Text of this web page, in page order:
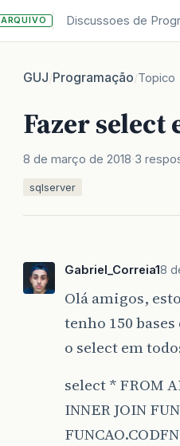
ARQUIVO Discussoes de
GUJ/Programação/Topico
Fazer select
8 de março de 2018 3
sqlserver
Gabriel_Correia18
Olá amigos,
tenho 150
o select em
select * FROM
INNER JOIN